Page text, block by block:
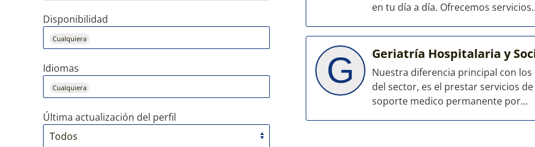
Disponibilidad
Cualquiera
Idiomas
Cualquiera
Última actualización del perfil
en tu día a día. Ofrecemos
G Geriatría Hospitalaria y
Nuestra diferencia principal con
del sector, es el prestar servicios
soporte medico permanente por...